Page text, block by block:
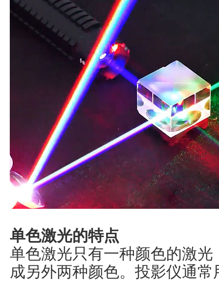
单色激光的特点
单色激光只有一种颜色的激
成另外两种颜色。投影仪通